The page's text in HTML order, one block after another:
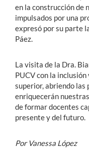
en la construcción de
impulsados por una
expresó por su parte
Páez.
La visita de la Dra.
PUCV con la
superior, abriendo las
enriquecerán
de formar docentes
presente y del futuro.
Por Vanessa López